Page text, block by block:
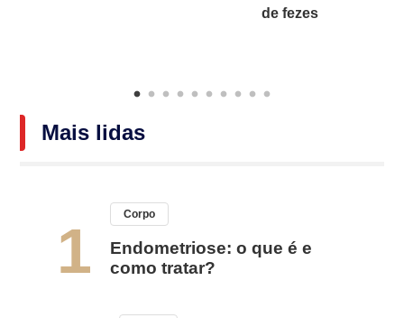
de fezes
Mais lidas
1
Corpo
Endometriose: o que é e
como tratar?